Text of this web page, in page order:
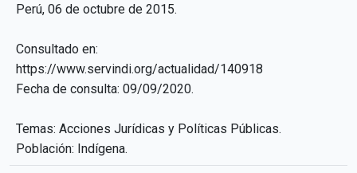
Perú, 06 de octubre de 2015.
Consultado en:
https://www.servindi.org/actualidad/140918
Fecha de consulta: 09/09/2020.
Temas: Acciones Jurídicas y Políticas Públicas.
Población: Indígena.